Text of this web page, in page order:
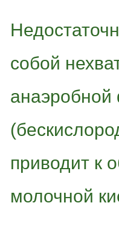
собой
приводит к
молочной